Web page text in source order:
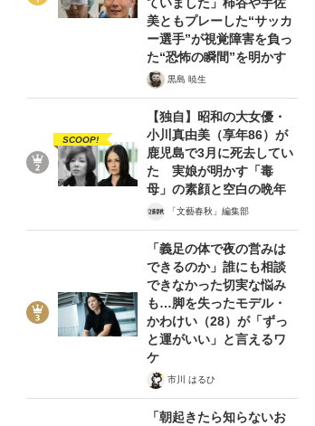
以上の劇空間…東京のファイターズファンが忘
野球コラム 日本シリーズ2023 2023/11/04
美ともプレーした“サッカ
ー選手”が視覚障害を負っ
た“恐怖の瞬間”を明かす
黒島 暁生
SCOOP!
【独自】昭和の大女優・
小川真由美（享年86）が
鹿児島で3月に死去してい
た 実娘が明かす「毒
母」の素顔と空白の晩年
「文藝春秋」編集部
「義足の体で夜の営みは
できるのか」誰にも相談
できなかった切実な悩み
も…脚を失ったモデル・
かわけい（28）が「ずっ
と運がいい」と言えるワ
ケ
市川 はるひ
「朝起きたら知らないお